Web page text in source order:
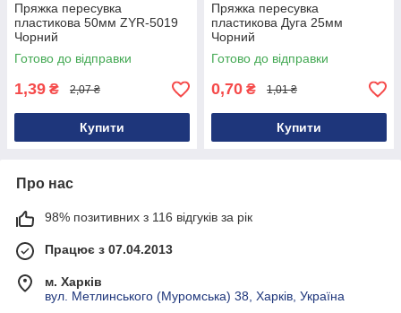
Пряжка пересувка
пластикова 50мм ZYR-5019
Чорний
Готово до відправки
1,39 ₴ 2,07 ₴
Купити
Пряжка пересувка
пластикова Дуга 25мм
Чорний
Готово до відправки
0,70 ₴ 1,01 ₴
Купити
Про нас
98% позитивних з 116 відгуків за рік
Працює з 07.04.2013
м. Харків
вул. Метлинського (Муромська) 38, Харків, Україна